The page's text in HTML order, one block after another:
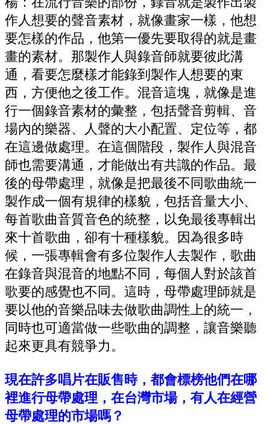
作人想要的聲音素材，就像畫家一樣，他想
要怎樣的作品，他第一優先要取得的就是畫
畫的素材。那製作人與錄音師就要彼此溝
通，看要怎麼樣才能錄到製作人想要的東
西，方便他之後工作。混音這塊，就像是進
行一個錄音素材的彙整，包括聲音剪輯、音
場內的樂器、人聲的大小配置、定位等，都
在這邊做處理。在這個階段，製作人與混音
師也需要溝通，才能做出有共識的作品。最
後的母帶處理，就像是把最後不同歌曲統一
製作成一個有規律的樣貌，包括音量大小、
每首歌曲音質音色的統整，以免最後專輯出
來十首歌曲，卻有十種樣貌。因為很多時
候，一張專輯會有多位製作人去製作，歌曲
在錄音與混音的地點不同，每個人對於該首
歌要的感覺也不同。這時，母帶處理師就是
要以他的音樂品味去做歌曲調性上的統一，
同時也可適當做一些歌曲的調整，讓音樂聽
起來更具有競爭力。
現在許多唱片在販售時，都會標榜他們在哪
裡進行母帶處理，在台灣市場，有人在經營
母帶處理的市場嗎？